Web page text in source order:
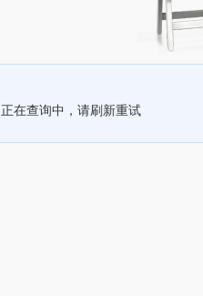
正在查询中，请刷新重试